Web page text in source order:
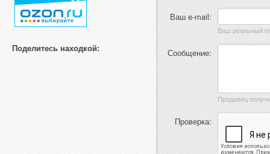
Поделитесь находкой:
Ваш e-mail:
Сообщение:
Проверка: